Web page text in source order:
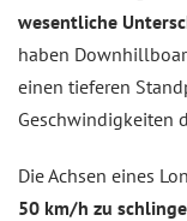
wesentliche
haben
einen tieferen
Geschwindigkeiten
Die Achsen eines
50 km/h zu